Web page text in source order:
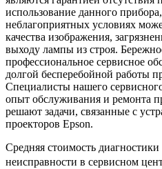
использование данного
неблагоприятных условиях
качества изображения,
выходу лампы из строя.
профессиональное сервисное
долгой бесперебойной работы
Специалисты нашего
опыт обслуживания и ремонта
решают задачи, связанные с
проекторов Epson.
Средняя стоимость
неисправности в сервисном